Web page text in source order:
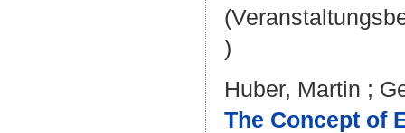
)
Huber, Martin ;
The Concept of